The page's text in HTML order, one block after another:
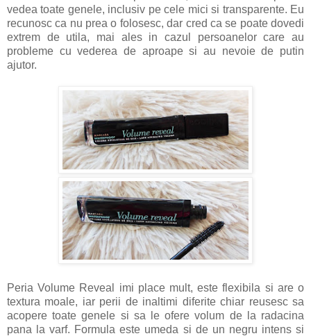
vedea toate genele, inclusiv pe cele mici si transparente. Eu
recunosc ca nu prea o folosesc, dar cred ca se poate dovedi
extrem de utila, mai ales in cazul persoanelor care au
probleme cu vederea de aproape si au nevoie de putin
ajutor.
Peria Volume Reveal imi place mult, este flexibila si are o
textura moale, iar perii de inaltimi diferite chiar reusesc sa
acopere toate genele si sa le ofere volum de la radacina
pana la varf. Formula este umeda si de un negru intens si